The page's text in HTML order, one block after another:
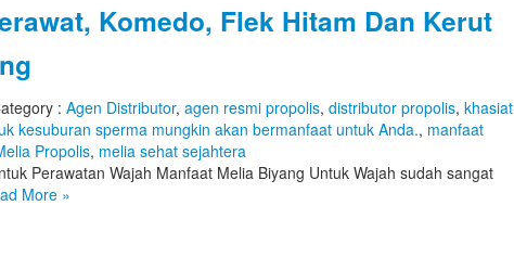
Komedo, Flek Hitam Dan Kerut
: Agen Distributor, agen resmi propolis, distributor propolis, khasiat
kesuburan sperma mungkin akan bermanfaat untuk Anda., manfaat
Propolis, melia sehat sejahtera
Perawatan Wajah Manfaat Melia Biyang Untuk Wajah sudah sangat
More »